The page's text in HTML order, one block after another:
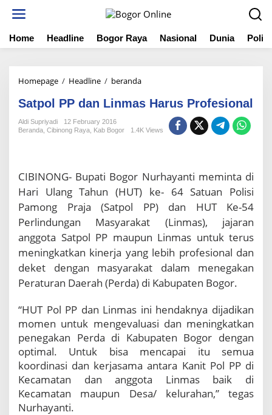
t
Home Headline Bogor Raya Nasional Dunia
Homepage / Headline / beranda
t
o
d
n
L
i
m
a
s
H
a
u
s
P
o
f
e
s
Satpol PP dan Linmas Harus Profesional
Aldi Supriyadi
12 February 2016
Beranda Cibinong Raya Kab Bogor 1.4K Views
CIBINONG- Bupati Bogor Nurhayanti meminta di
Hari Ulang Tahun (HUT) ke- 64 Satuan Polisi
Pamong Praja (Satpol PP) dan HUT Ke-54
Perlindungan Masyarakat (Linmas), jajaran
anggota Satpol PP maupun Linmas untuk terus
meningkatkan kinerja yang lebih profesional dan
deket dengan masyarakat dalam menegakan
Peraturan Daerah (Perda) di Kabupaten Bogor.
“HUT Pol PP dan Linmas ini hendaknya dijadikan
momen untuk mengevaluasi dan meningkatkan
penegakan Perda di Kabupaten Bogor dengan
optimal. Untuk bisa mencapai itu semua
koordinasi dan kerjasama antara Kanit Pol PP di
Kecamatan dan anggota Linmas baik di
Kecamatan maupun Desa/ kelurahan,” tegas
Nurhayanti.